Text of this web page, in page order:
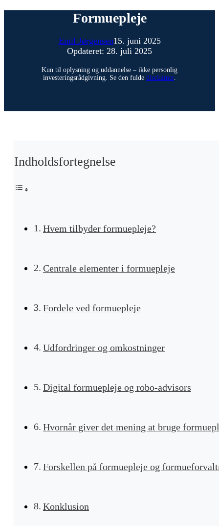
Formuepleje
Emil Jørgensen15. juni 2025
Opdateret: 28. juli 2025
Kun til oplysning og uddannelse – ikke personlig
investeringsrådgivning. Se den fulde disclaimer.
Indholdsfortegnelse
Hvem tilbyder formuepleje?
Centrale elementer i formuepleje
Fordele ved formuepleje
Udfordringer og omkostninger
Digital formuepleje og robo-advisors
Hvornår giver det mening at bruge
Forskellen på formuepleje og
Konklusion